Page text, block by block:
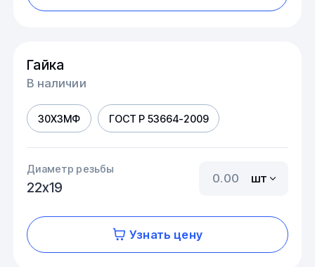
Гайка
В наличии
30Х3МФ ГОСТ Р 53664-2009
Диаметр резьбы
22х19
шт
Узнать цену